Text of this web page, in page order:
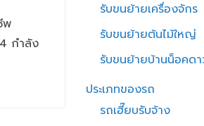
พ
กำลัง
รับขนย้ายเครื่องจักร
รับขนย้ายต้นไม้ใหญ่
รับขนย้ายบ้านน็อคด
ประเภทของรถ
รถเฮี๊ยบรับจ้าง